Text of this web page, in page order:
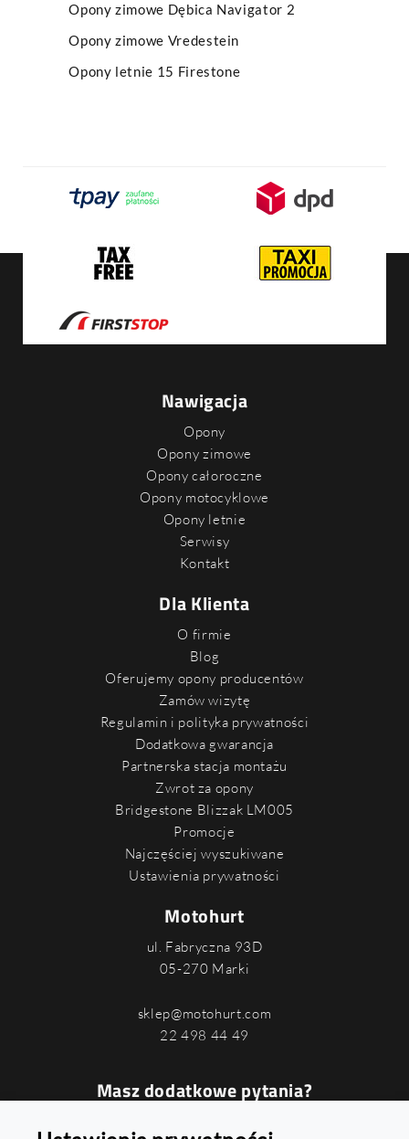
Opony zimowe Dębica Navigator 2
Opony zimowe Vredestein
Opony letnie 15 Firestone
Nawigacja
Opony
Opony zimowe
Opony całoroczne
Opony motocyklowe
Opony letnie
Serwisy
Kontakt
Dla Klienta
O firmie
Blog
Oferujemy opony producentów
Zamów wizytę
Regulamin i polityka prywatności
Dodatkowa gwarancja
Partnerska stacja montażu
Zwrot za opony
Bridgestone Blizzak LM005
Promocje
Najczęściej wyszukiwane
Ustawienia prywatności
Motohurt
ul. Fabryczna 93D
05-270 Marki
sklep@motohurt.com
22 498 44 49
Masz dodatkowe pytania?